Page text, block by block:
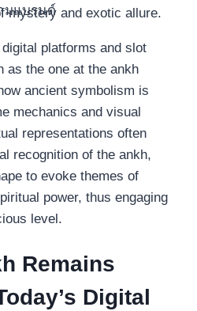
มแบรนด์
mystery and exotic allure.
platforms and slot
the one at the ankh
ancient symbolism is
mechanics and visual
representations often
recognition of the ankh,
to evoke themes of
power, thus engaging
level.
Remains
Digital